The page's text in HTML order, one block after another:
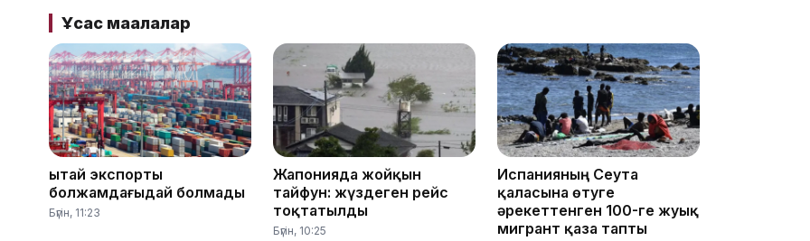
Ұқсас мақалалар
Қытай экспорты
болжамдағыдай болмады
Бүгін, 11:23
Жапонияда жойқын
тайфун: жүздеген рейс
тоқтатылды
Бүгін, 10:25
Испанияның Сеута
қаласына өтуге
әрекеттенген 100-ге жуық
мигрант қаза тапты